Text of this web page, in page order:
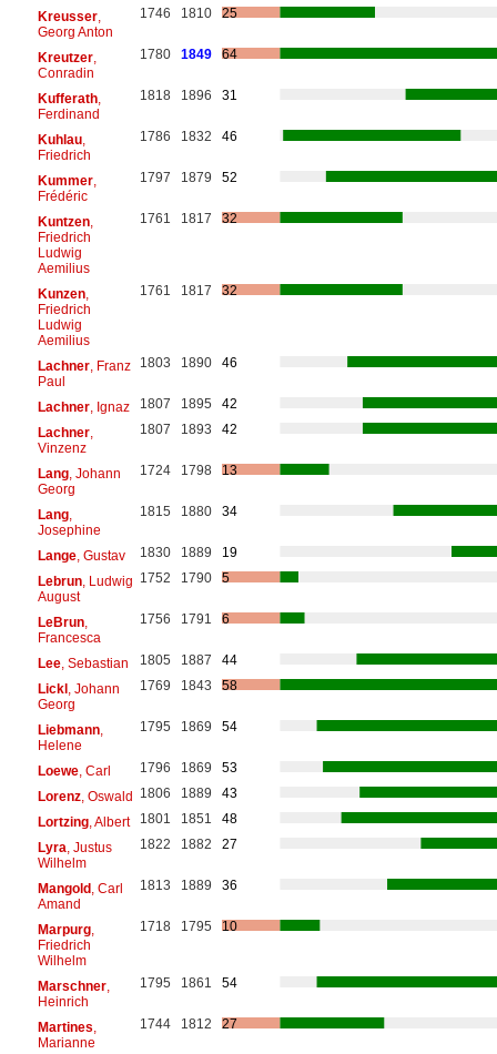
Kreusser,
Georg Anton
1746 1810 25
Kreutzer,
Conradin
1780 1849 64
Kufferath,
Ferdinand
1818 1896 31
Kuhlau,
Friedrich
1786 1832 46
Kummer,
Frédéric
1797 1879 52
Kuntzen,
Friedrich
Ludwig
Aemilius
1761 1817 32
Kunzen,
Friedrich
Ludwig
Aemilius
1761 1817 32
Lachner, Franz
Paul
1803 1890 46
Lachner, Ignaz 1807 1895
42
Lachner,
Vinzenz
1807 1893 42
Lang, Johann
Georg
1724 1798 13
Lang,
Josephine
1815 1880 34
Lange, Gustav 1830 1889
19
Lebrun, Ludwig
August
1752 1790 5
LeBrun,
Francesca
1756 1791 6
Lee, Sebastian 1805 1887
44
Lickl, Johann
Georg
1769 1843 58
Liebmann,
Helene
1795 1869 54
Loewe, Carl 1796 1869
53
Lorenz, Oswald 1806 1889
43
Lortzing, Albert 1801 1851
48
Lyra , Justus
Wilhelm
1822 1882 27
Mangold, Carl
Amand
1813 1889 36
Marpurg,
Friedrich
Wilhelm
1718 1795 10
Marschner,
Heinrich
1795 1861 54
Martines
Marianne
1744 1812 27